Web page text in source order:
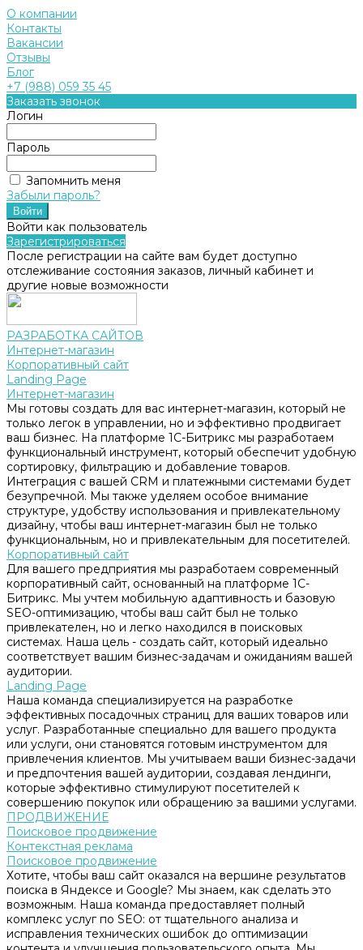
О компании
Контакты
Вакансии
Отзывы
Блог
+7 (988) 059 35 45
Заказать звонок
Логин
Пароль
Запомнить меня
Забыли пароль?
Войти как пользователь
Зарегистрироваться
После регистрации на сайте вам будет доступно
отслеживание состояния заказов, личный кабинет и
другие новые возможности
РАЗРАБОТКА САЙТОВ
Интернет-магазин
Корпоративный сайт
Landing Page
Интернет-магазин
Мы готовы создать для вас интернет-магазин, который не
только легок в управлении, но и эффективно продвигает
ваш бизнес. На платформе 1С-Битрикс мы разработаем
функциональный инструмент, который обеспечит удобную
сортировку, фильтрацию и добавление товаров.
Интеграция с вашей CRM и платежными системами будет
безупречной. Мы также уделяем особое внимание
структуре, удобству использования и привлекательному
дизайну, чтобы ваш интернет-магазин был не только
функциональным, но и привлекательным для посетителей.
Корпоративный сайт
Для вашего предприятия мы разработаем современный
корпоративный сайт, основанный на платформе 1С-
Битрикс. Мы учтем мобильную адаптивность и базовую
SEO-оптимизацию, чтобы ваш сайт был не только
привлекателен, но и легко находился в поисковых
системах. Наша цель - создать сайт, который идеально
соответствует вашим бизнес-задачам и ожиданиям вашей
аудитории.
Landing Page
Наша команда специализируется на разработке
эффективных посадочных страниц для ваших товаров или
услуг. Разработанные специально для вашего продукта
или услуги, они становятся готовым инструментом для
привлечения клиентов. Мы учитываем ваши бизнес-задачи
и предпочтения вашей аудитории, создавая лендинги,
которые эффективно стимулируют посетителей к
совершению покупок или обращению за вашими услугами.
ПРОДВИЖЕНИЕ
Поисковое продвижение
Контекстная реклама
Поисковое продвижение
Хотите, чтобы ваш сайт оказался на вершине результатов
поиска в Яндексе и Google? Мы знаем, как сделать это
возможным. Наша команда предоставляет полный
комплекс услуг по SEO: от тщательного анализа и
исправления технических ошибок до оптимизации